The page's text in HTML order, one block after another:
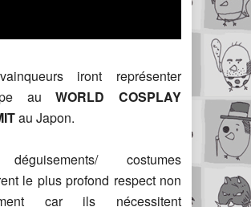
iront représenter
auWORLD COSPLAY
au Japon.
costumes
le plus profond respect non
car ils nécessitent